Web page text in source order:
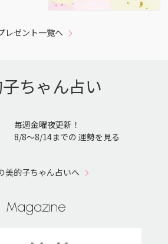
レゼント一覧へ
ちゃん占い
毎週金曜夜更新！
8/8〜8/14までの 運勢を見る
美的子ちゃん占いへ
Magazine